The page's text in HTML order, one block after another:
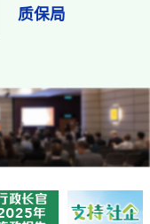
质保局